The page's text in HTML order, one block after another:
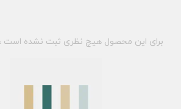
برای این محصول هیچ نظری ثبت نشده است ،